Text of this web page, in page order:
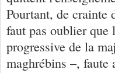
Pourtant, de crainte
faut pas oublier que
progressive de la
maghrébins –,